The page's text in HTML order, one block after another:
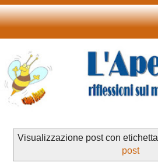
Visualizzazione post con etichetta
post